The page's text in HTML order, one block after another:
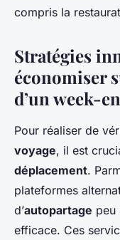
compris la
Stratégies
économiser
d’un week-
Pour réaliser de
voyage, il est
déplacement.
plateformes
d’autopartage peu
efficace. Ces